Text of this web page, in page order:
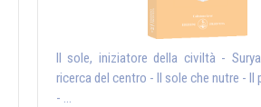
Il sole, iniziatore della civiltà -
ricerca del centro - Il sole che nutre - Il
- ...